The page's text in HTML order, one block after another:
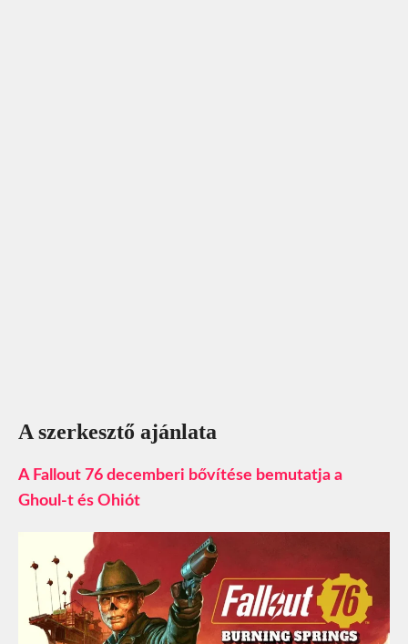
A szerkesztő ajánlata
A Fallout 76 decemberi bővítése bemutatja a
Ghoul-t és Ohiót